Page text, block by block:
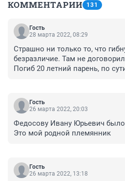
КОММЕНТАРИИ 131
Гость
28 марта 2022, 08:29
Страшно ни только то, что
безразличие. Там не
Погиб 20 летний парень, по
целовать своих детей, жить. А
ничего и не написали. У него
поженились они в прошлом
сердцах и душах и быть более
чуткими ко всем, кто нас
Гость
26 марта 2022, 20:03
Федосову Ивану Юрьевич было
Это мой родной племянник
Гость
26 марта 2022, 13:18